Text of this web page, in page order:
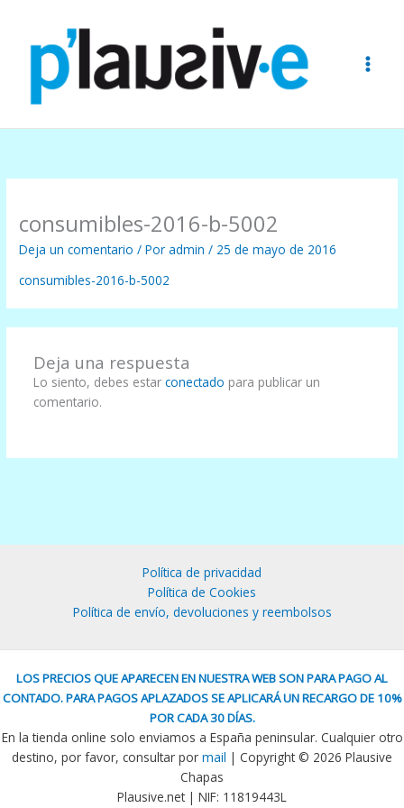
contenido
consumibles-2016-b-5002
Deja un comentario / Poradmin/ 25 de mayo de 2016
consumibles-2016-b-5002
Deja una respuesta
Lo siento, debes estar conectado para publicar un
comentario.
Política de privacidad
Política de Cookies
Política de envío, devoluciones y reembolsos
LOS PRECIOS QUE APARECEN EN NUESTRA WEB SON PARA PAGO AL
CONTADO. PARA PAGOS APLAZADOS SE APLICARÁ UN RECARGO DE 10%
POR CADA 30 DÍAS.
En la tienda online solo enviamos a España peninsular. Cualquier otro
destino, por favor, consultar por mail | Copyright © 2026 Plausive
Chapas
Plausive.net | NIF: 11819443L